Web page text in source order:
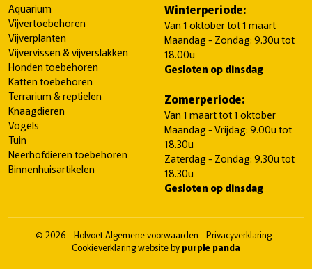
Aquarium
Vijvertoebehoren
Vijverplanten
Vijvervissen & vijverslakken
Honden toebehoren
Katten toebehoren
Terrarium & reptielen
Knaagdieren
Vogels
Tuin
Neerhofdieren toebehoren
Binnenhuisartikelen
Winterperiode:
Van 1 oktober tot 1 maart
Maandag - Zondag: 9.30u tot
18.00u
Gesloten op dinsdag
Zomerperiode:
Van 1 maart tot 1 oktober
Maandag - Vrijdag: 9.00u tot
18.30u
Zaterdag - Zondag: 9.30u tot
18.30u
Gesloten op dinsdag
© 2026 - HolvoetAlgemene voorwaarden -Privacyverklaring-
Cookieverklaringwebsite by purple panda